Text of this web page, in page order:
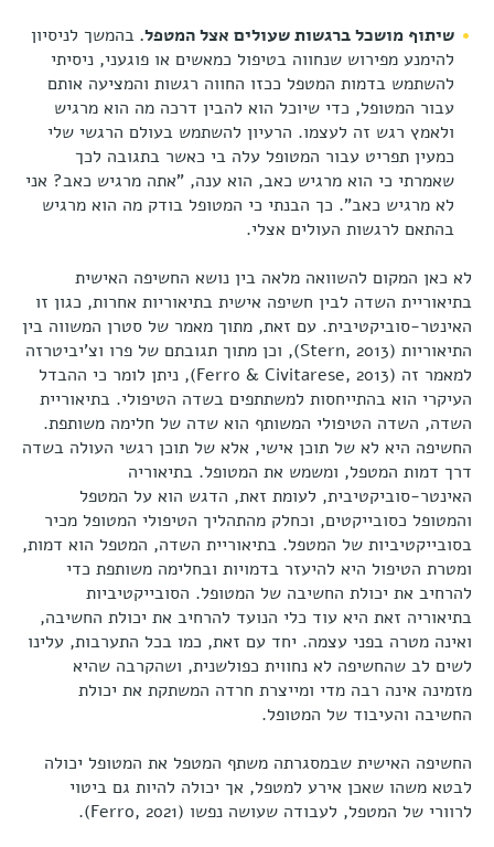
שיתוף מושכל ברגשות שעולים אצל המטפל. בהמשך לניסיון
להימנע מפירוש שנחווה בטיפול כמאשים או פוגעני, ניסיתי
להשתמש בדמות המטפל ככזו החווה רגשות והמציעה אותם
עבור המטופל, כדי שיוכל הוא להבין דרכה מה הוא מרגיש
ולאמץ רגש זה לעצמו. הרעיון להשתמש בעולם הרגשי שלי
כמעין תפריט עבור המטופל עלה בי כאשר בתגובה לכך
שאמרתי כי הוא מרגיש כאב, הוא ענה, "אתה מרגיש כאב? אני
לא מרגיש כאב". כך הבנתי כי המטופל בודק מה הוא מרגיש
בהתאם לרגשות העולים אצלי.
לא כאן המקום להשוואה מלאה בין נושא החשיפה האישית
בתיאוריית השדה לבין חשיפה אישית בתיאוריות אחרות, כגון זו
האינטר-סוביקטיבית. עם זאת, מתוך מאמר של סטרן המשווה בין
התיאוריות (Stern, 2013), וכן מתוך תגובתם של פרו וצ'יביטרזה
למאמר זה (Ferro & Civitarese, 2013), ניתן לומר כי ההבדל
העיקרי הוא בהתייחסות למשתתפים בשדה הטיפולי. בתיאוריית
השדה, השדה הטיפולי המשותף הוא שדה של חלימה משותפת.
החשיפה היא לא של תוכן אישי, אלא של תוכן רגשי העולה בשדה
דרך דמות המטפל, ומשמש את המטופל. בתיאוריה
האינטר-סוביקטיבית, לעומת זאת, הדגש הוא על המטפל
והמטופל כסובייקטים, וכחלק מהתהליך הטיפולי המטופל מכיר
בסובייקטיביות של המטפל. בתיאוריית השדה, המטפל הוא דמות,
ומטרת הטיפול היא להיעזר בדמויות ובחלימה משותפת כדי
להרחיב את יכולת החשיבה של המטופל. הסובייקטיביות
בתיאוריה זאת היא עוד כלי הנועד להרחיב את יכולת החשיבה,
ואינה מטרה בפני עצמה. יחד עם זאת, כמו בכל התערבות, עלינו
לשים לב שהחשיפה לא נחווית כפולשנית, ושהקרבה שהיא
מזמינה אינה רבה מדי ומייצרת חרדה המשתקת את יכולת
החשיבה והעיבוד של המטופל.
החשיפה האישית שבמסגרתה משתף המטפל את המטופל יכולה
לבטא משהו שאכן אירע למטפל, אך יכולה להיות גם ביטוי
לרוורי של המטפל, לעבודה שעושה נפשו (Ferro, 2021).